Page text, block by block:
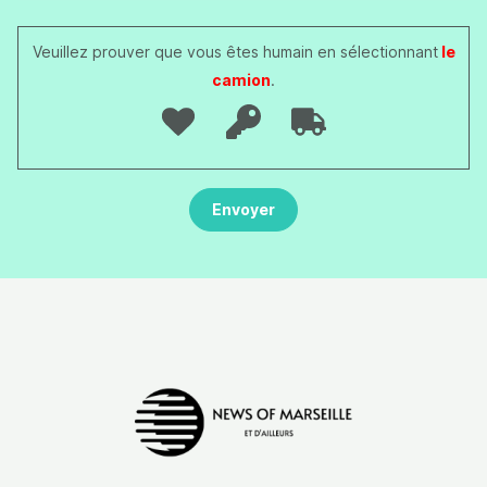
Veuillez prouver que vous êtes humain en sélectionnantle
camion.